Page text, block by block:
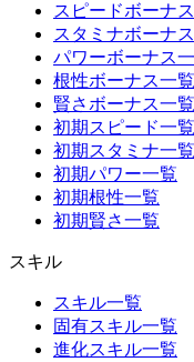
スピードボーナ
スタミナボーナ
パワーボーナス
根性ボーナス一覧
賢さボーナス一覧
初期スピード一覧
初期スタミナ一覧
初期パワー一覧
初期根性一覧
初期賢さ一覧
スキル
スキル一覧
固有スキル一覧
進化スキル一覧